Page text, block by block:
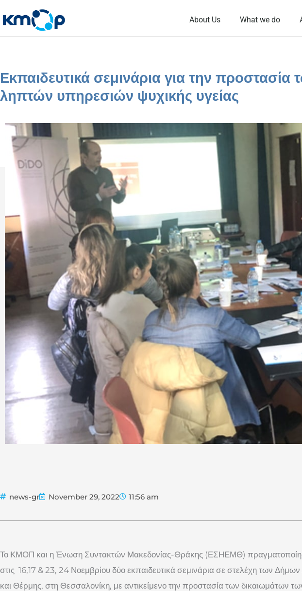
to
content
About Us What we do
Εκπαιδευτικά σεμινάρια για την
ληπτών υπηρεσιών ψυχικής υγείας
news-gr November 29, 2022 11:56 am
Το ΚΜΟΠ και η Ένωση Συντακτών Μακεδονίας-Θράκης (ΕΣΗΕΜΘ)
στις 16,17 & 23, 24 Νοεμβρίου δύο εκπαιδευτικά σεμινάρια σε στελέχη των Δήμων
και Θέρμης, στη Θεσσαλονίκη, με αντικείμενο την προστασία των δικαιωμάτων